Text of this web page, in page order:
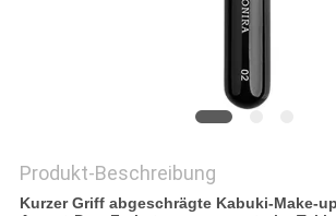
Produkt-Beschreibung
Kurzer Griff abgeschrägte Kabuki-Make-